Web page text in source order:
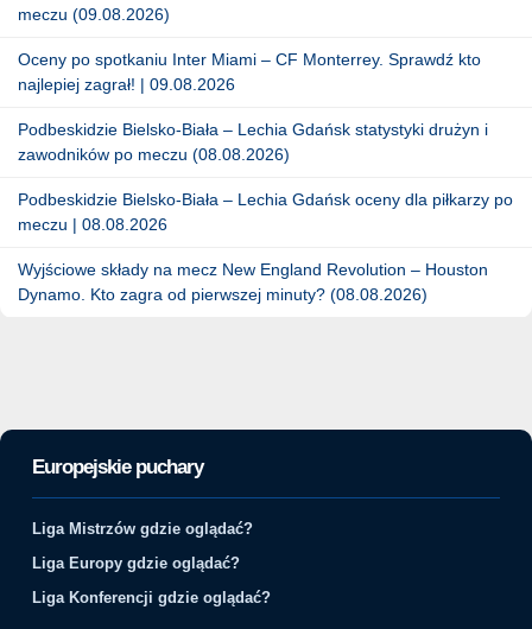
meczu (09.08.2026)
Oceny po spotkaniu Inter Miami – CF Monterrey. Sprawdź kto
najlepiej zagrał! | 09.08.2026
Podbeskidzie Bielsko-Biała – Lechia Gdańsk statystyki drużyn i
zawodników po meczu (08.08.2026)
Podbeskidzie Bielsko-Biała – Lechia Gdańsk oceny dla piłkarzy po
meczu | 08.08.2026
Wyjściowe składy na mecz New England Revolution – Houston
Dynamo. Kto zagra od pierwszej minuty? (08.08.2026)
Europejskie puchary
Liga Mistrzów gdzie oglądać?
Liga Europy gdzie oglądać?
Liga Konferencji gdzie oglądać?